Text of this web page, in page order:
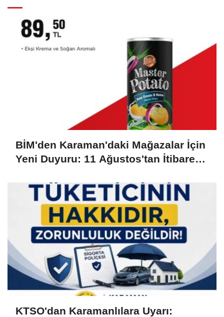
BİM'den Karaman'daki Mağazalar İçin
Yeni Duyuru: 11 Ağustos'tan İtibaren
KTSO'dan Karamanlılara Uyarı: